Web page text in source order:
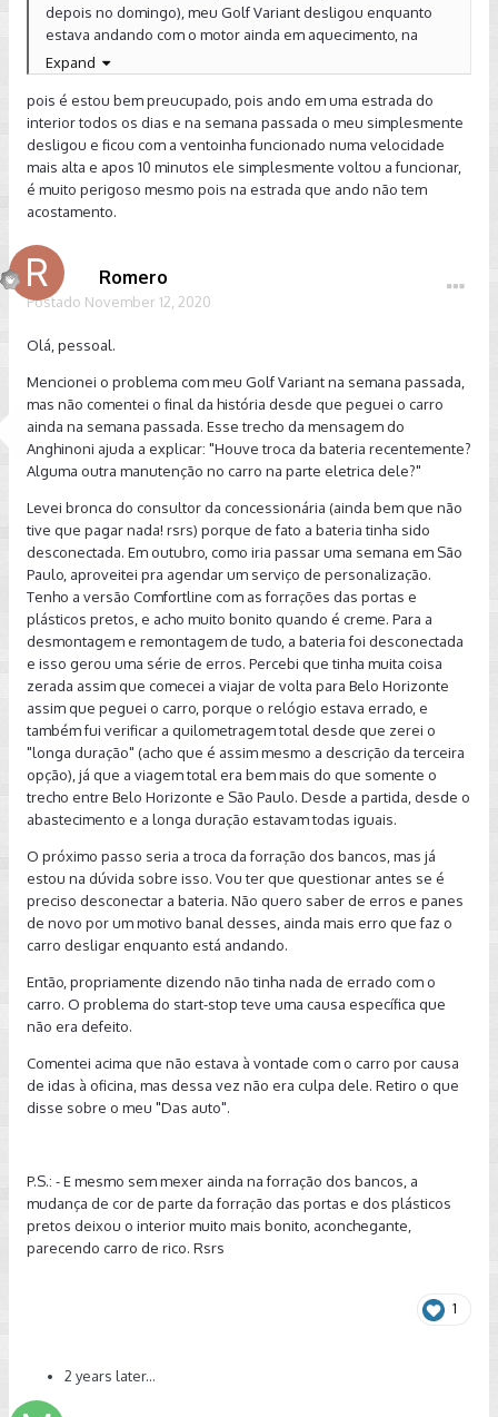
depois no domingo), meu Golf Variant desligou enquanto
estava andando com o motor ainda em aquecimento, na
primeira vez a dois quarteirões de casa, e na segunda no
mesmo quarteirão ainda. Bastou parar e ligar de novo pra
continuar o percurso e o motor não falhava de novo. Nas
duas vezes, apareceu mensagem de erro no sistema start-
stop. Quando parava no sinal vermelho com o motor já em
temperatura de funcionamento, nem tinha o ícone indicando
que o sistema não iria desligar o motor. É como se o carro
não tivesse o sistema. Mas da segunda vez, acendeu
agendamento na concessionária nesta manhã de quarta-
feira.
Alguns meses atrás, toda vez que saía, mesmo sendo pouco
oficial" com o triângulo amarelo no quadro de instrumentos,
sumia rapidamente, mas na tela da central multimídia ficava a
mensagem de erro no câmbio automático, mas nunca houve
erro no funcionamento do câmbio. Levei na concessionária e
no mesmo dia o consultor me ligou dizendo que o pessoal
se voltassem as mensagens era pra levar o carro de novo
pra reparo. Como as mensagens voltaram, o carro teve que
ficar alguns dias parado. O consultor disse que a fábrica
determinou a instalação de um interruptor na alavanca. Pelo
que me lembro, esse interruptor só é instalado se a central
não reconhecer a posição da alavanca. Tudo foi feito em
garantia e nunca mais voltou essa mensagem.
Meses atrás, aqui mesmo no fórum, comentei sobre
travamento de bico que me fez deixar o carro que tinha
apenas um ano e meio de uso na concessionária por uma
semana. O reparo foi feito em garantia. E agora essa
"presepada", porque desligar enquanto está andando não é
besteira nenhuma! Dá medo pensar nesse carro desligando
na avenida que tenho que pegar pra ir até a concessionária.
Meu Golf Variant tem as revisões sempre feitas em
concessionária, é um carro que nem tem ideia do que é
direção perigosa, sempre abastecido em postos bons. Com
muita sinceridade: gosto muito do carro e não quero ser
pessimista, mas ao mesmo tempo não estou nada à vontade
meio de uso, seis meses de garantia ainda, tendo que ir de
vez em quando pra oficina pra reparos. Isso é esquisito...
Expand
pois é estou bem preucupado, pois ando em uma estrada do
interior todos os dias e na semana passada o meu simplesmente
desligou e ficou com a ventoinha funcionado numa velocidade
mais alta e apos 10 minutos ele simplesmente voltou a funcionar,
é muito perigoso mesmo pois na estrada que ando não tem
acostamento.
Romero
Postado November 12, 2020
Olá, pessoal.
Mencionei o problema com meu Golf Variant na semana passada,
mas não comentei o final da história desde que peguei o carro
ainda na semana passada. Esse trecho da mensagem do
Anghinoni ajuda a explicar: "Houve troca da bateria recentemente?
Alguma outra manutenção no carro na parte eletrica dele?"
Levei bronca do consultor da concessionária (ainda bem que não
tive que pagar nada! rsrs) porque de fato a bateria tinha sido
desconectada. Em outubro, como iria passar uma semana em São
Paulo, aproveitei pra agendar um serviço de personalização.
Tenho a versão Comfortline com as forrações das portas e
plásticos pretos, e acho muito bonito quando é creme. Para a
desmontagem e remontagem de tudo, a bateria foi desconectada
e isso gerou uma série de erros. Percebi que tinha muita coisa
zerada assim que comecei a viajar de volta para Belo Horizonte
assim que peguei o carro, porque o relógio estava errado, e
também fui verificar a quilometragem total desde que zerei o
"longa duração" (acho que é assim mesmo a descrição da terceira
opção), já que a viagem total era bem mais do que somente o
trecho entre Belo Horizonte e São Paulo. Desde a partida, desde o
abastecimento e a longa duração estavam todas iguais.
O próximo passo seria a troca da forração dos bancos, mas já
estou na dúvida sobre isso. Vou ter que questionar antes se é
preciso desconectar a bateria. Não quero saber de erros e panes
de novo por um motivo banal desses, ainda mais erro que faz o
carro desligar enquanto está andando.
Então, propriamente dizendo não tinha nada de errado com o
carro. O problema do start-stop teve uma causa específica que
não era defeito.
Comentei acima que não estava à vontade com o carro por causa
de idas à oficina, mas dessa vez não era culpa dele. Retiro o que
disse sobre o meu "Das auto".
P.S.: - E mesmo sem mexer ainda na forração dos bancos, a
mudança de cor de parte da forração das portas e dos plásticos
pretos deixou o interior muito mais bonito, aconchegante,
parecendo carro de rico. Rsrs
1
2 years later...